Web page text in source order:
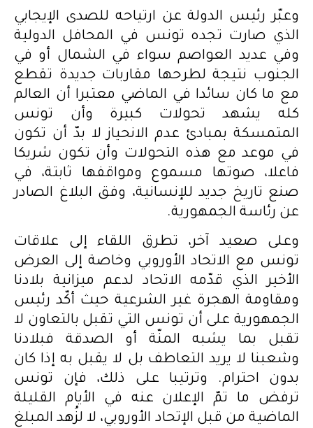
وعبّر رئيس الدولة عن ارتياحه للصدى الإيجابي
الذي صارت تجده تونس في المحافل الدولية
وفي عديد العواصم سواء في الشمال أو في
الجنوب نتيجة لطرحها مقاربات جديدة تقطع
مع ما كان سائدا في الماضي معتبرا أن العالم
كله يشهد تحولات كبيرة وأن تونس
المتمسكة بمبادئ عدم الانحياز لا بدّ أن تكون
في موعد مع هذه التحولات وأن تكون شريكا
فاعلا، صوتها مسموع ومواقفها ثابتة، في
صنع تاريخ جديد للإنسانية، وفق البلاغ الصادر
عن رئاسة الجمهورية.
وعلى صعيد آخر، تطرق اللقاء إلى علاقات
تونس مع الاتحاد الأوروبي وخاصة إلى العرض
الأخير الذي قدّمه الاتحاد لدعم ميزانية بلادنا
ومقاومة الهجرة غير الشرعية حيث أكّد رئيس
الجمهورية على أن تونس التي تقبل بالتعاون لا
تقبل بما يشبه المنّة أو الصدقة فبلادنا
وشعبنا لا يريد التعاطف بل لا يقبل به إذا كان
بدون احترام. وترتيبا على ذلك، فإن تونس
ترفض ما تمّ الإعلان عنه في الأيام القليلة
الماضية من قبل الإتحاد الأوروبي، لا لزُهد المبلغ